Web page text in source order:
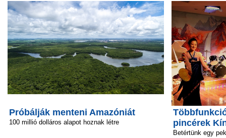
Próbálják menteni Amazóniát
100 millió dolláros alapot hoznak létre
pincérek
Betértünk egy